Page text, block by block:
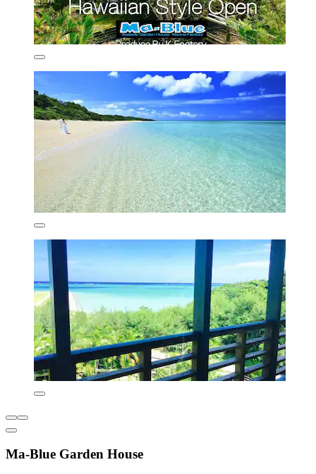
Ma-Blue Garden House